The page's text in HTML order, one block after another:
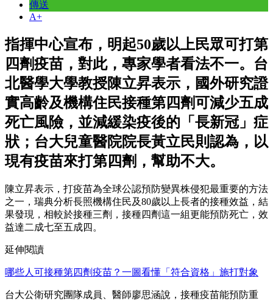
傳送
A+
指揮中心宣布，明起50歲以上民眾可打第
四劑疫苗，對此，專家學者看法不一。台
北醫學大學教授陳立昇表示，國外研究證
實高齡及機構住民接種第四劑可減少五成
死亡風險，並減緩染疫後的「長新冠」症
狀；台大兒童醫院院長黃立民則認為，以
現有疫苗來打第四劑，幫助不大。
陳立昇表示，打疫苗為全球公認預防變異株侵犯最重要的方法
之一，瑞典分析長照機構住民及80歲以上長者的接種效益，結
果發現，相較於接種三劑，接種四劑這一組更能預防死亡，效
益達二成七至五成四。
延伸閱讀
哪些人可接種第四劑疫苗？一圖看懂「符合資格」施打對象
台大公衛研究團隊成員、醫師廖思涵說，接種疫苗能預防重